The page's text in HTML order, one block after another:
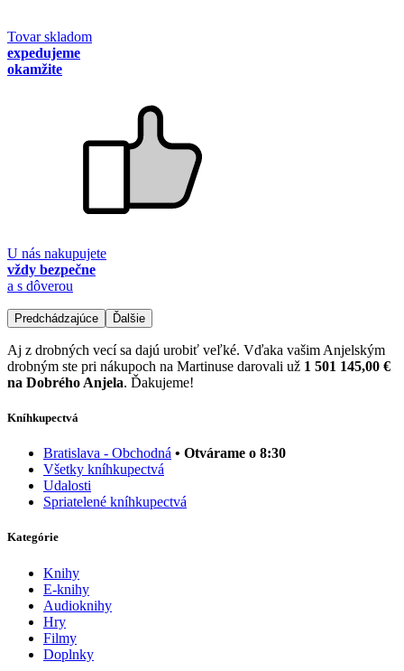
Tovar skladom
expedujeme
okamžite
U nás nakupujete
vždy bezpečne
a s dôverou
Predchádzajúce Ďalšie
Aj z drobných vecí sa dajú urobiť veľké. Vďaka vašim Anjelským
drobným ste pri nákupoch na Martinuse darovali už 1 501 145,00 €
na Dobrého Anjela. Ďakujeme!
Kníhkupectvá
Bratislava - Obchodná • Otvárame o 8:30
Všetky kníhkupectvá
Udalosti
Spriatelené kníhkupectvá
Kategórie
Knihy
E-knihy
Audioknihy
Hry
Filmy
Doplnky